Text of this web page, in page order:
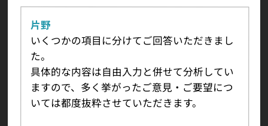
片野
いくつかの項目に分けてご回答いただきまし
た。
具体的な内容は自由入力と併せて分析してい
ますので、多く挙がったご意見・ご要望につ
いては都度抜粋させていただきます。